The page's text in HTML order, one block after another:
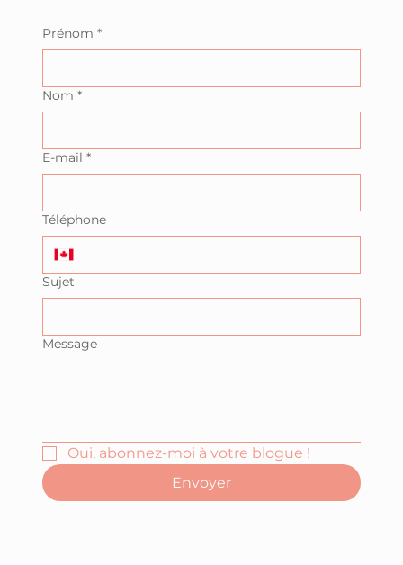
Prénom *
Nom *
E-mail *
Téléphone
Sujet
Message
Oui, abonnez-moi à votre blogue !
Envoyer